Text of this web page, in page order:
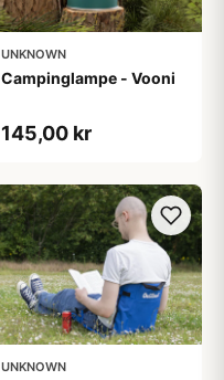
UNKNOWN
Campinglampe - Vooni
145,00 kr
UNKNOWN